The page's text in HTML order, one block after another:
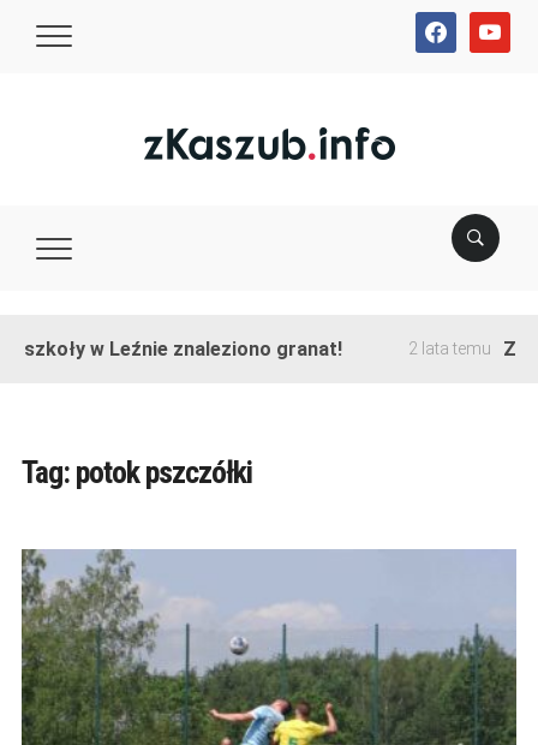
facebookyoutube
szkoły w Leźnie znaleziono granat! 2 lata temu
Tag: potok pszczółki